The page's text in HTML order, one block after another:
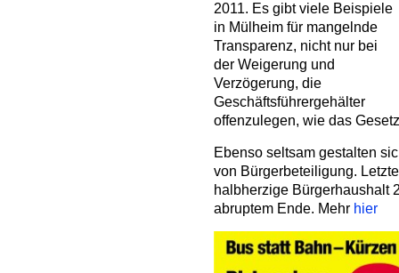
2011. Es gibt viele Beispiele
in Mülheim für mangelnde
Transparenz, nicht nur bei
der Weigerung und
Verzögerung, die
Geschäftsführergehälter
offenzulegen, wie das
Ebenso seltsam gestalten
von Bürgerbeteiligung.
halbherzige Bürgerhaushalt
abruptem Ende. Mehr hier